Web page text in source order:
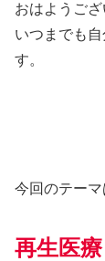
おはようござ
いつまでも
す。
今回のテーマ
再生医